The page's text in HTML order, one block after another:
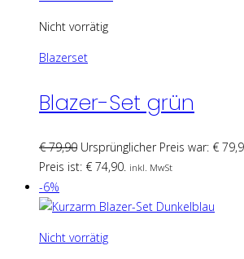
Nicht vorrätig
Blazerset
Blazer-Set grün
€79,90 Ursprünglicher Preis war: €
Preis ist: € 74,90. inkl. MwSt
-6%
Nicht vorrätig